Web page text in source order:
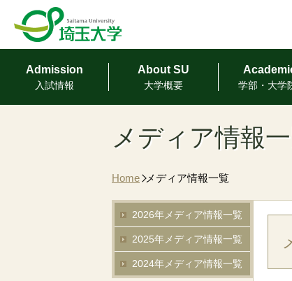
Admission
⼊試情報
About SU
⼤学概要 学部・⼤学
メディア情報
Home メディア情報一覧
2026年メディア情報一覧
2025年メディア情報一覧
2024年メディア情報一覧